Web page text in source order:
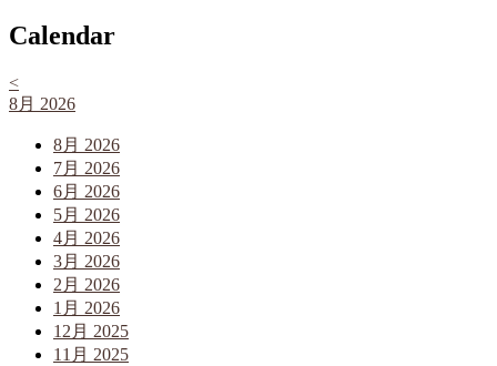
Calendar
<
8月 2026
8月 2026
7月 2026
6月 2026
5月 2026
4月 2026
3月 2026
2月 2026
1月 2026
12月 2025
11月 2025